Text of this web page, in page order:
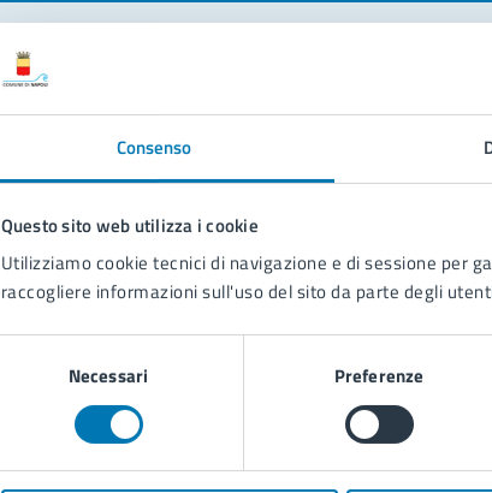
Consenso
Questo sito web utilizza i cookie
Utilizziamo cookie tecnici di navigazione e di sessione per
raccogliere informazioni sull'uso del sito da parte degli
Necessari Preferenze
Contatta il comune
Prenota appuntamento
Problemi in città
Segnala disservizio